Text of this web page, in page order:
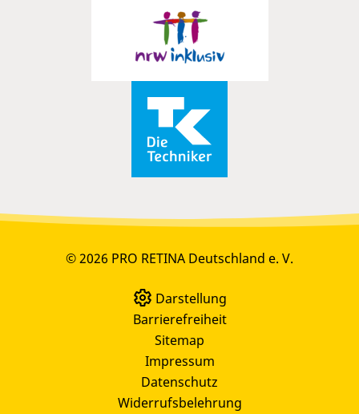
© 2026 PRO RETINA Deutschland e. V.
Darstellung
Barrierefreiheit
Sitemap
Impressum
Datenschutz
Widerrufsbelehrung